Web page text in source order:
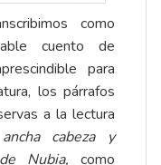
como
cuento de
para
los párrafos
a la lectura
ancha cabeza y
Nubia, como